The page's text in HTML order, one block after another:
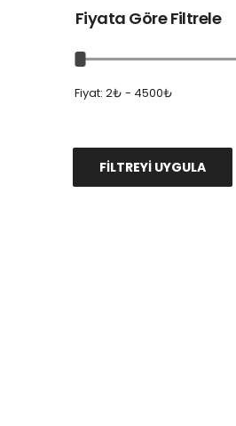
Fiyata Göre Filtrele
Fiyat: 2₺ - 4500₺
FİLTREYİ UYGULA